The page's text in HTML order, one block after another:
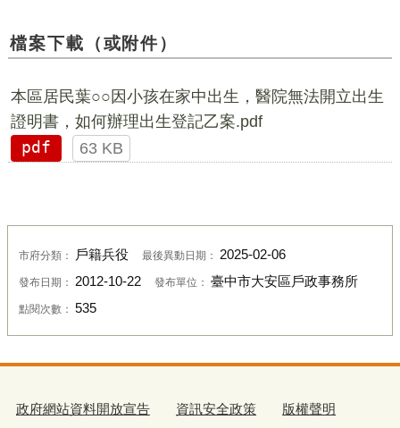
檔案下載（或附件）
本區居民葉○○因小孩在家中出生，醫院無法開立出生
證明書，如何辦理出生登記乙案.pdf
pdf
63 KB
市府分類： 戶籍兵役 最後異動日期： 2025-02-06
發布日期： 2012-10-22 發布單位： 臺中市大安區戶政事務所
點閱次數： 535
政府網站資料開放宣告 資訊安全政策 版權聲明